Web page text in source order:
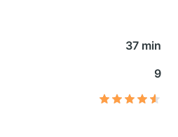
37 min
9